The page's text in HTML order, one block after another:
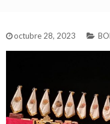
octubre 28, 2023